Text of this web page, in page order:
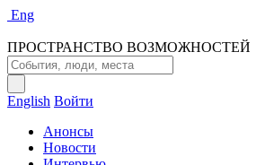
Eng
ПРОСТРАНСТВО ВОЗМОЖНОСТЕЙ
English Войти
Анонсы
Новости